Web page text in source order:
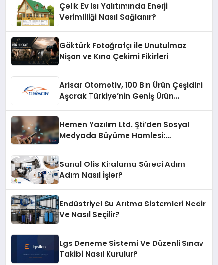
Çelik Ev Isı Yalıtımında Enerji
Verimliliği Nasıl Sağlanır?
Göktürk Fotoğrafçı ile Unutulmaz
Nişan ve Kına Çekimi Fikirleri
Arisar Otomotiv, 100 Bin Ürün Çeşidini
Aşarak Türkiye’nin Geniş Ürün
Hemen Yazılım Ltd. Şti’den Sosyal
Medyada Büyüme Hamlesi:
Sanal Ofis Kiralama Süreci Adım
Adım Nasıl İşler?
Endüstriyel Su Arıtma Sistemleri Nedir
Ve Nasıl Seçilir?
Lgs Deneme Sistemi Ve Düzenli Sınav
Takibi Nasıl Kurulur?